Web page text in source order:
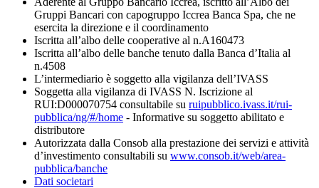
Gruppi Bancari con capogruppo Iccrea Banca Spa, che ne
esercita la direzione e il coordinamento
Iscritta all’albo delle cooperative al n.A160473
Iscritta all’albo delle banche tenuto dalla Banca d’Italia al
n.4508
L’intermediario è soggetto alla vigilanza dell’IVASS
Soggetta alla vigilanza di IVASS N. Iscrizione al
RUI:D000070754 consultabile su ruipubblico.ivass.it/rui-
pubblica/ng/#/home - Informative su soggetto abilitato e
distributore
Autorizzata dalla Consob alla prestazione dei servizi e attività
d’investimento consultabili su www.consob.it/web/area-
pubblica/banche
Dati societari